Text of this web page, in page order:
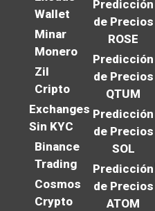
Wallet
Minar
Monero
Zil
Cripto
Exchanges
Sin KYC
Binance
Trading
Cosmos
Crypto
Predicción
de Precios
ROSE
Predicción
de Precios
QTUM
Predicción
de Precios
SOL
Predicción
de Precios
ATOM